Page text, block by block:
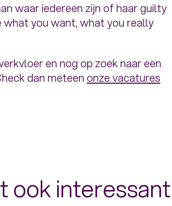
waar iedereen zijn of haar guilty
what you want, what you really
en nog op zoek naar een
dan meteen onze vacatures
ook interessant